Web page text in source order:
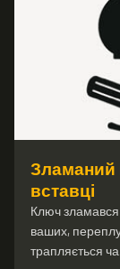
Зламаний
вставці
Ключ зламався
ваших,
трапляється